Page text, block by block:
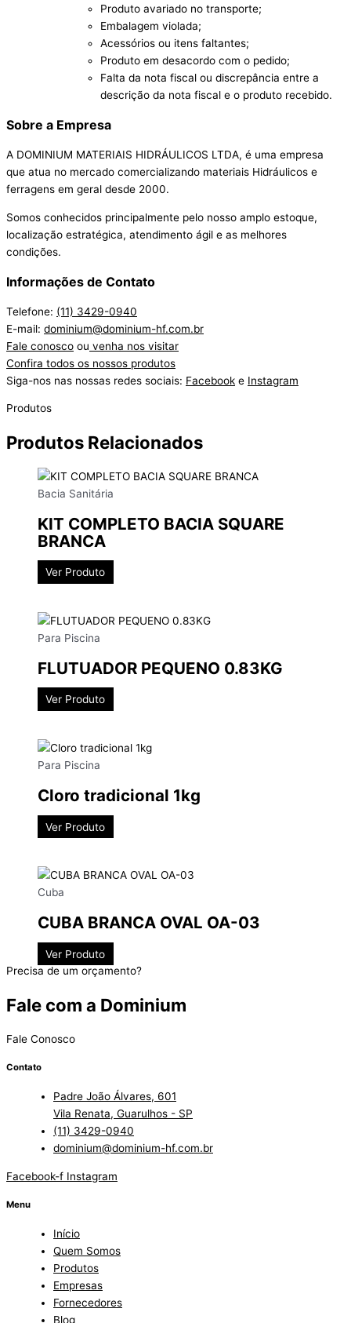
Produto avariado no transporte;
Embalagem violada;
Acessórios ou itens faltantes;
Produto em desacordo com o pedido;
Falta da nota fiscal ou discrepância entre a
descrição da nota fiscal e o produto recebido.
Sobre a Empresa
A DOMINIUM MATERIAIS HIDRÁULICOS LTDA, é uma empresa
que atua no mercado comercializando materiais Hidráulicos e
ferragens em geral desde 2000.
Somos conhecidos principalmente pelo nosso amplo estoque,
localização estratégica, atendimento ágil e as melhores
condições.
Informações de Contato
Telefone: (11) 3429-0940
E-mail: dominium@dominium-hf.com.br
Fale conosco ou venha nos visitar
Confira todos os nossos produtos
Siga-nos nas nossas redes sociais: Facebook e Instagram
Produtos
Produtos Relacionados
Bacia Sanitária
KIT COMPLETO BACIA SQUARE
BRANCA
Ver Produto
Para Piscina
FLUTUADOR PEQUENO 0.83KG
Ver Produto
Para Piscina
Cloro tradicional 1kg
Ver Produto
Cuba
CUBA BRANCA OVAL OA-03
Ver Produto
Precisa de um orçamento?
Fale com a Dominium
Fale Conosco
Contato
Padre João Álvares, 601
Vila Renata, Guarulhos - SP
(11) 3429-0940
dominium@dominium-hf.com.br
Facebook-f Instagram
Menu
Início
Quem Somos
Produtos
Empresas
Fornecedores
Blog